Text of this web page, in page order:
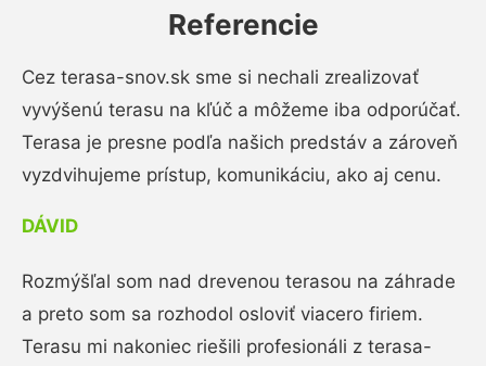
Referencie
Cez terasa-snov.sk sme si nechali zrealizovať
vyvýšenú terasu na kľúč a môžeme iba odporúčať.
Terasa je presne podľa našich predstáv a zároveň
vyzdvihujeme prístup, komunikáciu, ako aj cenu.
DÁVID
Rozmýšľal som nad drevenou terasou na záhrade
a preto som sa rozhodol osloviť viacero firiem.
Terasu mi nakoniec riešili profesionáli z terasa-